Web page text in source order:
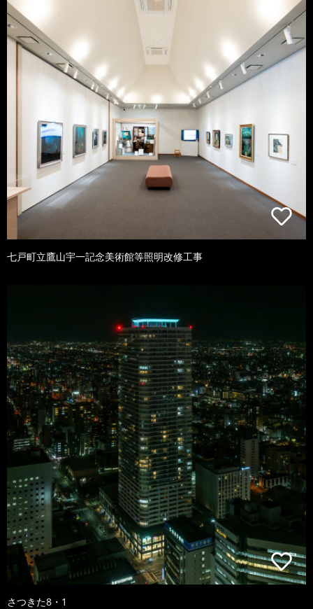
七戸町立鷹山宇一記念美術館等照明改修工事
さつきた8・1